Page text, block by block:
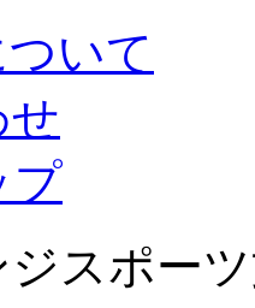
いて
せ
プ
スポー